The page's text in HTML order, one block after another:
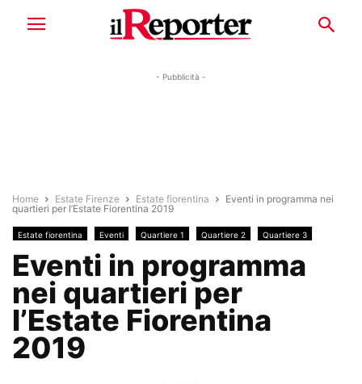
- Pubblicità -
Home Estate Firenze Estate fiorentina
Eventi in programma nei
quartieri per l’Estate Fiorentina 2019
Estate fiorentina Eventi Quartiere 1 Quartiere 2 Quartiere 3
Quartiere 4 Quartiere 5
Eventi in programma
nei quartieri per
l’Estate Fiorentina
2019